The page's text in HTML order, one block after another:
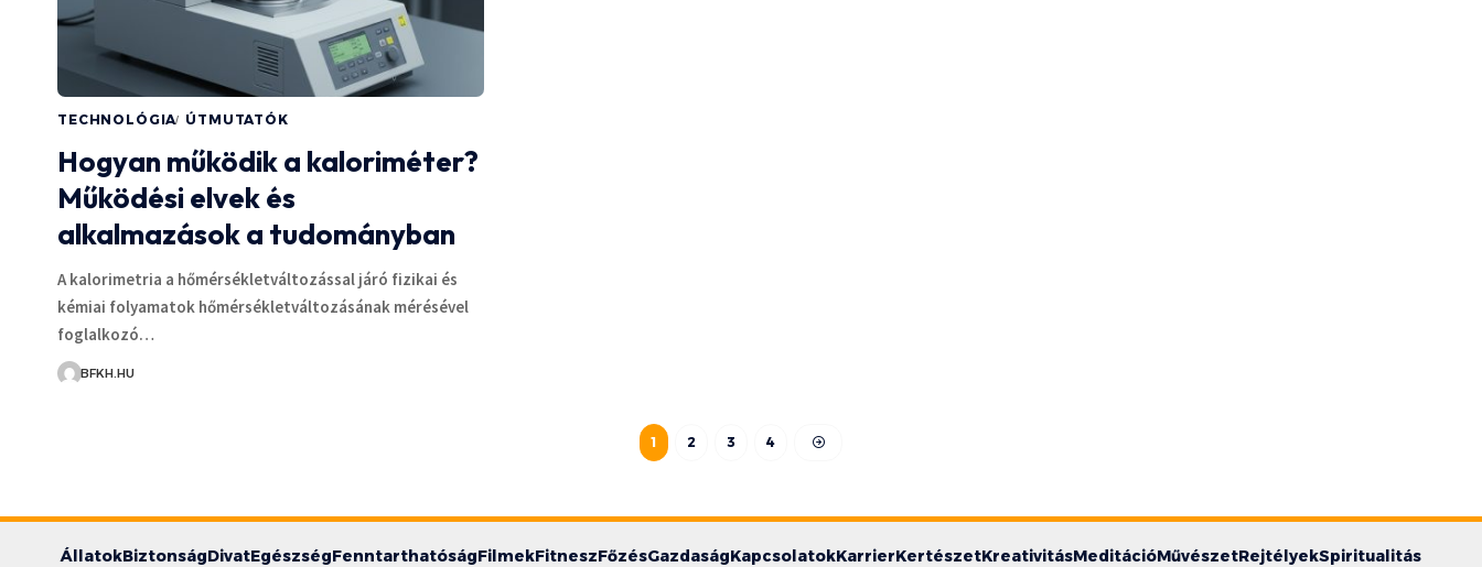
TECHNOLÓGIA ÚTMUTATÓK
Hogyan működik a kaloriméter?
Működési elvek és
alkalmazások a tudományban
A kalorimetria a hőmérsékletváltozással járó fizikai és
kémiai folyamatok hőmérsékletváltozásának mérésével
foglalkozó…
BFKH.HU
1 2 3 4
ÁllatokBiztonságDivatEgészségFenntarthatóságFilmekFitneszFőzésGazdaságKapcsolatokKarrierKertészetKreativitásMeditációMűvészetRejtélyekSpiritualitás